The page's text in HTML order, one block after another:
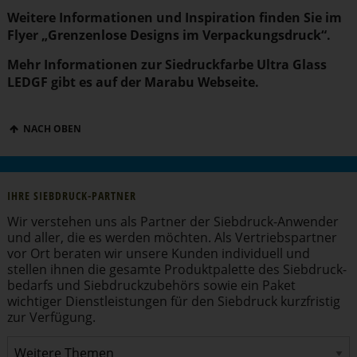
Weitere Infor­ma­tionen und Inspiration finden Sie im
Flyer „Grenzenlose Designs im Verpa­ckungs­druck“.
Mehr Infor­ma­tionen zur Siedruck­farbe Ultra Glass
LEDGF gibt es auf der Marabu Webseite.
NACH OBEN
IHRE SIEBDRUCK-PARTNER
Wir verstehen uns als Partner der Siebdruck-Anwender
und aller, die es werden möchten. Als Vertriebs­partner
vor Ort beraten wir unsere Kunden individuell und
stellen ihnen die gesamte Produkt­pa­lette des Siebdruck­
be­darfs und Siebdruck­zu­behörs sowie ein Paket
wichtiger Dienst­leis­tungen für den Siebdruck kurzfristig
zur Verfügung.